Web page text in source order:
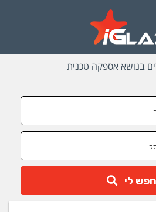
בנושא אספקה טכנית
חפש לי